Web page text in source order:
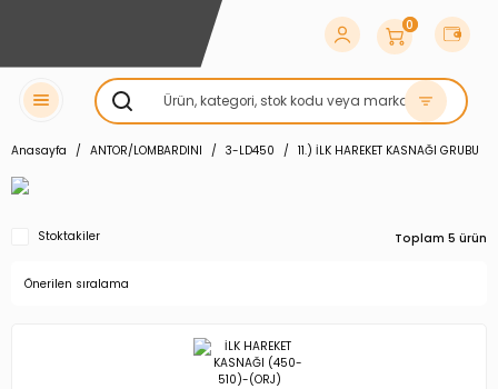
0
Anasayfa ANTOR/LOMBARDINI 3-LD450 11.) İLK HAREKET KASNAĞI GRUBU
Stoktakiler Toplam 5 ürün